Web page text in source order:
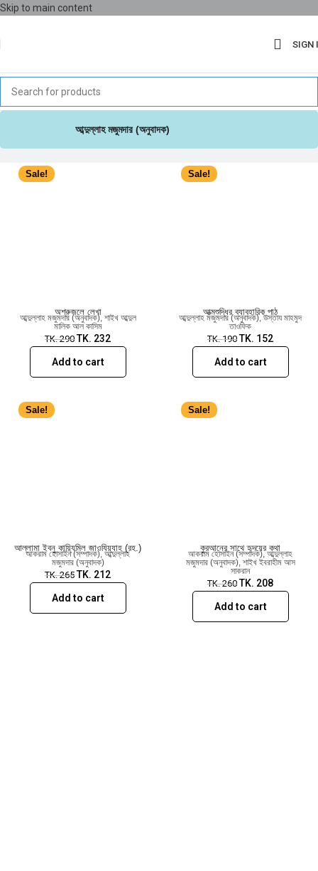
Skip to main content
SIGN
আব্দুল্লাহ মজুমদার (অনুবাদক)
Sale!
অশ্রুজলে লেখা
আব্দুল্লাহ মজুমদার (অনুবাদক), শাইখ আব্দুল
মালিক আল কাসিম
TK.290 TK. 232
Add to cart
Sale!
আত্মশুদ্ধির ব্যাবহারিক পাঠ
আব্দুল্লাহ মজুমদার (অনুবাদক),উস্তায মাহমুদ
তাওফিক
TK.190 TK. 152
Add to cart
Sale!
আল্লামা ইবনু কায়্যিমিল জাওযিয়্যাহ (রহ.)
আকরাম হোসাইন (সম্পাদক),আব্দুল্লাহ
মজুমদার (অনুবাদক)
TK.265 TK. 212
Add to cart
Sale!
কুরআনের সাথে হৃদয়ের কথা
আকরাম হোসাইন (সম্পাদক),আব্দুল্লাহ
মজুমদার (অনুবাদক), শাইখ ইবরাহীম আস
সাকরান
TK.260 TK. 208
Add to cart